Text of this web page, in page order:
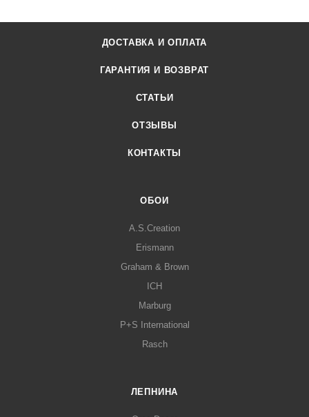
ДОСТАВКА И ОПЛАТА
ГАРАНТИЯ И ВОЗВРАТ
СТАТЬИ
ОТЗЫВЫ
КОНТАКТЫ
ОБОИ
A.S.Creation
Erismann
Graham & Brown
ICH
Marburg
P+S International
Rasch
ЛЕПНИНА